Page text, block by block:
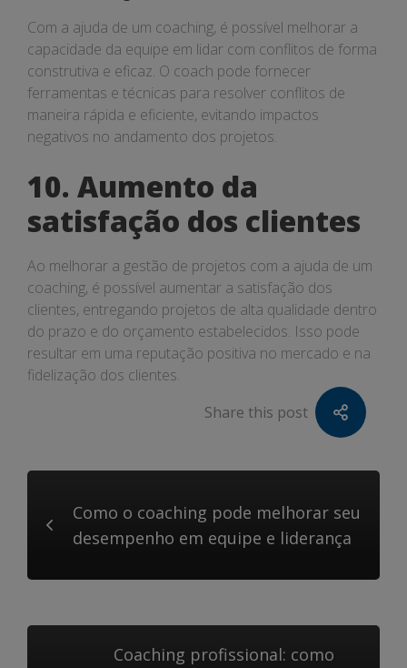
Com a ajuda de um coaching, é possível melhorar a
capacidade da equipe em lidar com conflitos de forma
construtiva e eficaz. O coach pode fornecer
ferramentas e técnicas para resolver conflitos de
maneira rápida e eficiente, evitando impactos
negativos no andamento dos projetos.
10. Aumento da
satisfação dos clientes
Ao melhorar a gestão de projetos com a ajuda de um
coaching, é possível aumentar a satisfação dos
clientes, entregando projetos de alta qualidade dentro
do prazo e do orçamento estabelecidos. Isso pode
resultar em uma reputação positiva no mercado e na
fidelização dos clientes.
Share this post
Como o coaching pode melhorar seu
desempenho em equipe e liderança
Coaching profissional: como